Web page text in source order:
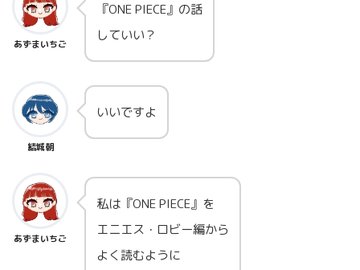
あずまいちご
『ONE PIECE』の話
していい？
結城朝
いいですよ
あずまいちご
私は『ONE PIECE』を
エニエス・ロビー編から
よく読むように